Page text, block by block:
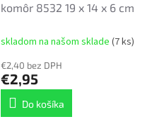
komôr 8532 19 x 14 x 6 cm
skladom na našom sklade (7 ks)
€2,40 bez DPH
€2,95
Do košíka